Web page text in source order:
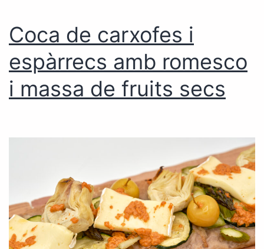
Coca de carxofes i
espàrrecs amb romesco
i massa de fruits secs